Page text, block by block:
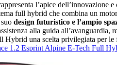
l’apice dell’innovazione
full hybrid che combina un
design futuristico e l’ampio
alla guida
una scelta privilegiata per
1.2 Esprint Alpine E-Tech Full